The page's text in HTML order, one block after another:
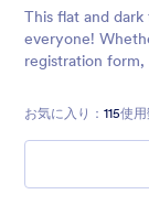
This flat and
everyone!
registration
お気に入り： 115使用